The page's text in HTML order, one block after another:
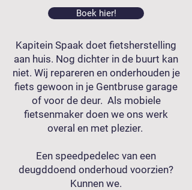
Boek hier!
Kapitein Spaak doet fietsherstelling
aan huis. Nog dichter in de buurt kan
niet. Wij repareren en onderhouden je
fiets gewoon in je Gentbruse garage
of voor de deur. Als mobiele
fietsenmaker doen we ons werk
overal en met plezier.
Een speedpedelec van een
deugddoend onderhoud voorzien?
Kunnen we.